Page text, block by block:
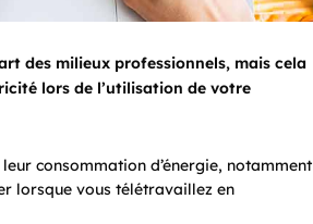
des milieux professionnels, mais cela
lors de l’utilisation de votre
consommation d’énergie, notamment
lorsque vous télétravaillez en